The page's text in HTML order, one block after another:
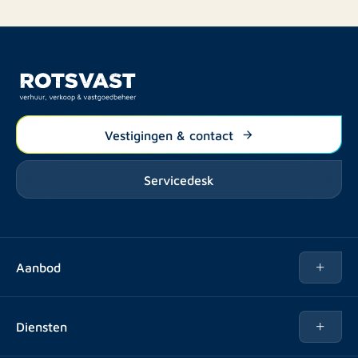
Vestigingen & contact
Servicedesk
Aanbod
Diensten